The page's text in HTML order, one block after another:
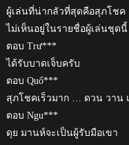
ผู้เล่นที่น่ากลัวที่สุดคือสุภโชค
ไม่เห็นอยู่ในรายชื่อผู้เล่นชุดนี้
ตอบ Trư***
ได้รับบาดเจ็บครับ
ตอบ Quố***
สุภโชคเร็วมาก … ดวน วาน เ
ตอบ Ngu***
ดุย มานห์จะเป็นผู้รับมือเขา